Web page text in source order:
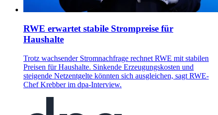
RWE erwartet stabile Strompreise für
Haushalte
Trotz wachsender Stromnachfrage rechnet RWE mit stabilen
Preisen für Haushalte. Sinkende Erzeugungskosten und
steigende Netzentgelte könnten sich ausgleichen, sagt RWE-
Chef Krebber im dpa-Interview.